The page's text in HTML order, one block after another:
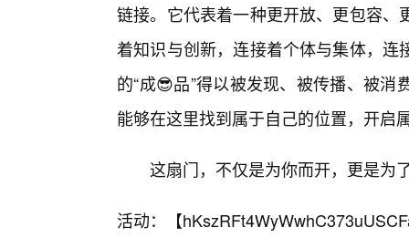
链接。它代表着一种更开放、更包容
着知识与创新，连接着个体与集体，
的“成😎品”得以被发现、被传播、被
能够在这里找到属于自己的位置，开启
这扇门，不仅是为你而开，更是为
活动：【